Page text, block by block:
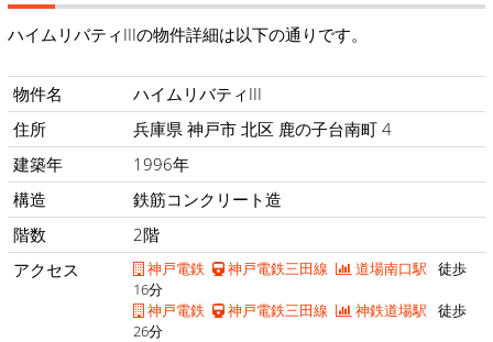
ハイムリバティIIIの物件詳細は以下の通りです。
物件名
ハイムリバティIII
住所
兵庫県 神戸市 北区 鹿の子台南町 4
建築年
1996年
構造
鉄筋コンクリート造
階数
2階
アクセス
神戸電鉄 神戸電鉄三田線 道場南口駅 徒歩
16分
神戸電鉄
神戸電鉄三田線 神鉄道場駅 徒歩
26分